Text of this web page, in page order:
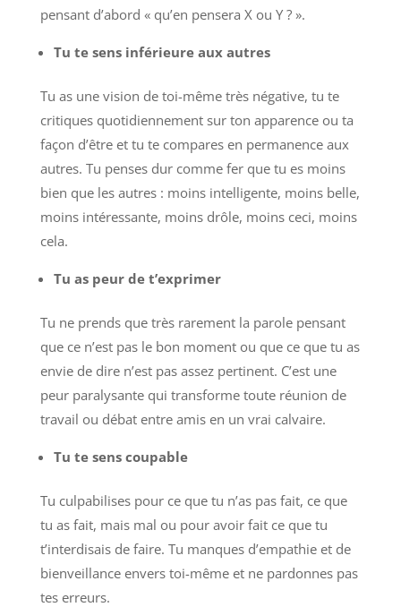
pensant d’abord « qu’en pensera X ou Y ? ».
Tu te sens inférieure aux autres
Tu as une vision de toi-même très négative, tu te
critiques quotidiennement sur ton apparence ou ta
façon d’être et tu te compares en permanence aux
autres. Tu penses dur comme fer que tu es moins
bien que les autres : moins intelligente, moins belle,
moins intéressante, moins drôle, moins ceci, moins
cela.
Tu as peur de t’exprimer
Tu ne prends que très rarement la parole pensant
que ce n’est pas le bon moment ou que ce que tu as
envie de dire n’est pas assez pertinent. C’est une
peur paralysante qui transforme toute réunion de
travail ou débat entre amis en un vrai calvaire.
Tu te sens coupable
Tu culpabilises pour ce que tu n’as pas fait, ce que
tu as fait, mais mal ou pour avoir fait ce que tu
t’interdisais de faire. Tu manques d’empathie et de
bienveillance envers toi-même et ne pardonnes pas
tes erreurs.